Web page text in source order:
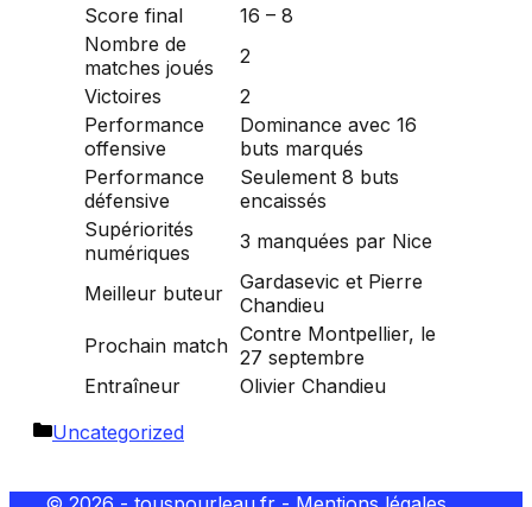
Score final
16 – 8
Nombre de
matches joués
2
Victoires
2
Performance
offensive
Dominance avec 16
buts marqués
Performance
défensive
Seulement 8 buts
encaissés
Supériorités
numériques
3 manquées par Nice
Meilleur buteur
Gardasevic et Pierre
Chandieu
Prochain match Contre Montpellier, le
27 septembre
Entraîneur
Olivier Chandieu
Catégories
Uncategorized